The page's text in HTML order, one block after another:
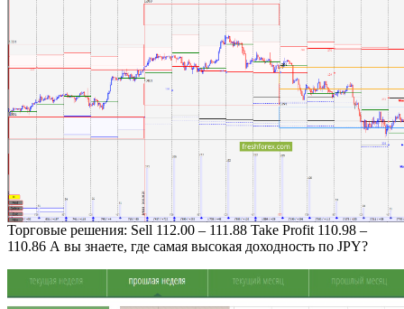
Торговые решения: Sell 112.00 – 111.88 Take Profit 110.98 –
110.86 А вы знаете, где самая высокая доходность по JPY?